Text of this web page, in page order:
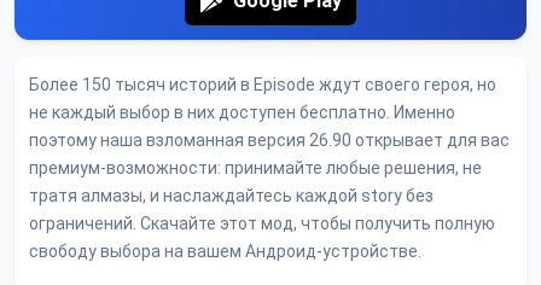
Более 150 тысяч историй в Episode ждут своего героя, но
не каждый выбор в них доступен бесплатно. Именно
поэтому наша взломанная версия 26.90 открывает для вас
премиум-возможности: принимайте любые решения, не
тратя алмазы, и наслаждайтесь каждой story без
ограничений. Скачайте этот мод, чтобы получить полную
свободу выбора на вашем Андроид-устройстве.